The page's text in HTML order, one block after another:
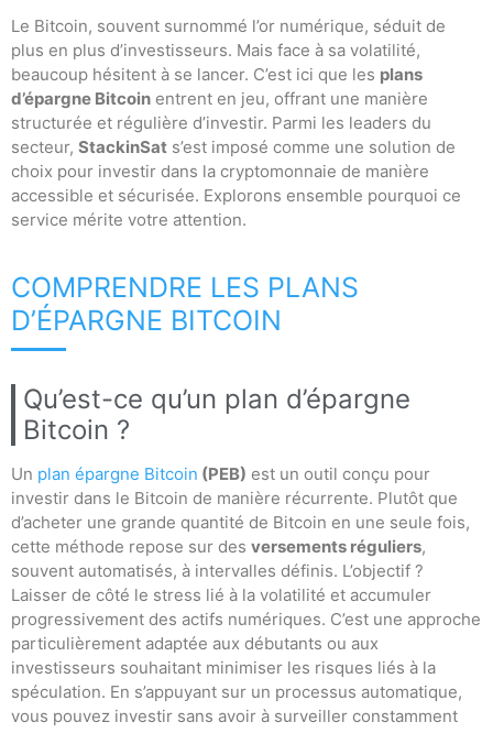
Le Bitcoin, souvent surnommé l’or numérique, séduit de
plus en plus d’investisseurs. Mais face à sa volatilité,
beaucoup hésitent à se lancer. C’est ici que les plans
d’épargne Bitcoin entrent en jeu, offrant une manière
structurée et régulière d’investir. Parmi les leaders du
secteur, StackinSat s’est imposé comme une solution de
choix pour investir dans la cryptomonnaie de manière
accessible et sécurisée. Explorons ensemble pourquoi ce
service mérite votre attention.
COMPRENDRE LES PLANS
D’ÉPARGNE BITCOIN
Qu’est-ce qu’un plan d’épargne
Bitcoin ?
Un plan épargne Bitcoin (PEB) est un outil conçu pour
investir dans le Bitcoin de manière récurrente. Plutôt que
d’acheter une grande quantité de Bitcoin en une seule fois,
cette méthode repose sur des versements réguliers,
souvent automatisés, à intervalles définis. L’objectif ?
Laisser de côté le stress lié à la volatilité et accumuler
progressivement des actifs numériques. C’est une approche
particulièrement adaptée aux débutants ou aux
investisseurs souhaitant minimiser les risques liés à la
spéculation. En s’appuyant sur un processus automatique,
vous pouvez investir sans avoir à surveiller constamment